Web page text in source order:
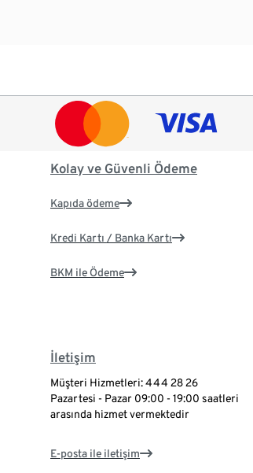
Kolay ve Güvenli Ödeme
Kapıda ödeme
Kredi Kartı / Banka Kartı
BKM ile Ödeme
İletişim
Müşteri Hizmetleri: 444 28 26
Pazartesi - Pazar 09:00 - 19:00 saatleri
arasında hizmet vermektedir
E-posta ile iletişim